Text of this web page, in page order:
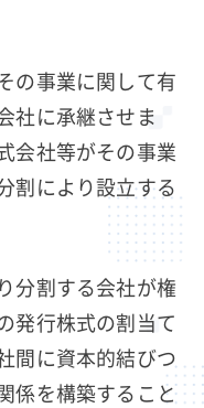
の事業に関して有
社に承継させま
会社等がその事業
割により設立する
分割する会社が権
発行株式の割当て
間に資本的結びつ
係を構築すること